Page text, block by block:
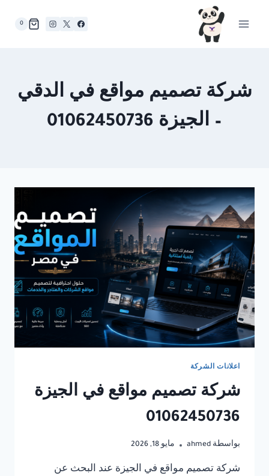
0
شركة تصميم مواقع في الدقي
– الجيزة 01062450736
اعلانات الشركة
شركة تصميم مواقع في الجيزة
01062450736
بواسطة ahmed مايو 18, 2026
شركة تصميم مواقع في الجيزة عند البحث عن